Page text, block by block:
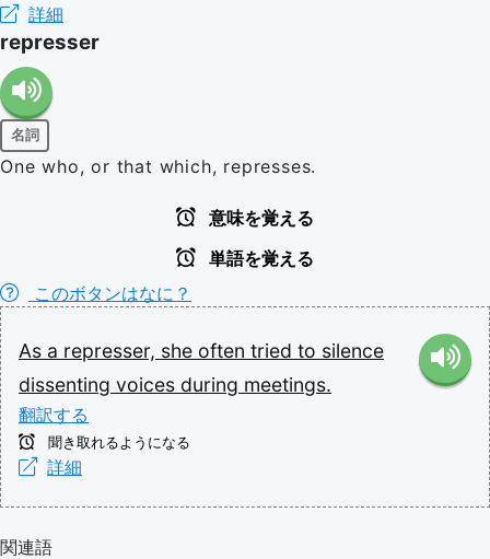
詳細
represser
名詞
One who, or that which, represses.
意味を覚える
単語を覚える
このボタンはなに？
As a represser, she often tried to silence
dissenting voices during meetings.
翻訳する
聞き取れるようになる
詳細
関連語